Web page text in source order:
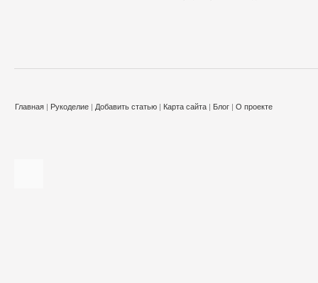
Главная | Рукоделие | Добавить статью | Карта сайта | Блог | О проекте